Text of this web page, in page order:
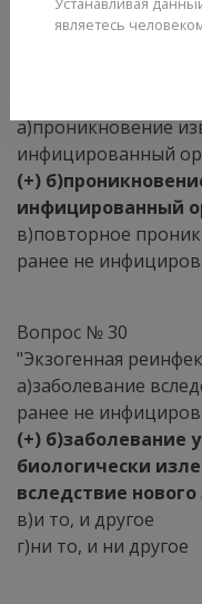
Понятие
а)проникновение
инфицированный
(+)
инфицированный
в)повторное
ранее не
Вопрос № 30
"Экзогенная
а)заболевание
ранее не
(+) б)заболевание
биологически
вследствие
в)и то, и другое
г)ни то, и ни другое
являетесь